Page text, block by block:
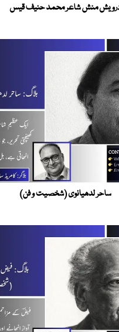
منش شاعر محمد حنیف قیس
ساحر لدھیانوی (شخصیت و فن)